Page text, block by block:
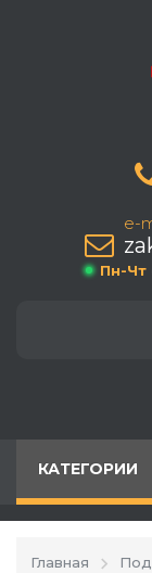
e-
Пн-Чт
КАТЕГОРИИ
Главная